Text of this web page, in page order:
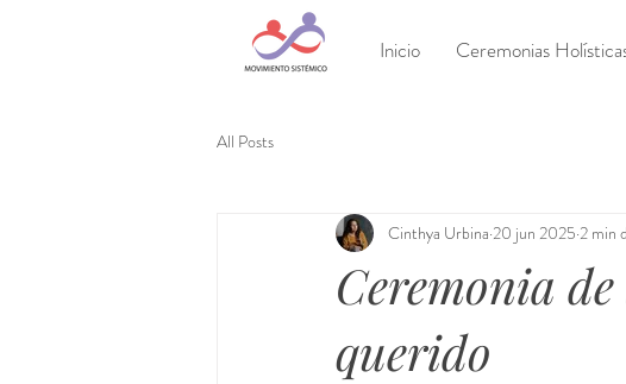
Inicio Ceremonias
All Posts
Ceremonia
querido
Cinthya Urbina 20 jun 2025 2 min